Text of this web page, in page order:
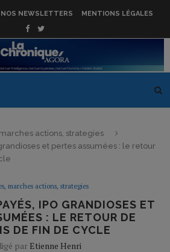
NOS NEWSLETTERS MENTIONS LÉGALES
actions, strategies
et pertes assumées : le retour
marches actions, strategies
IPO GRANDIOSES ET
: LE RETOUR DE
DE FIN DE CYCLE
par Etienne Henri